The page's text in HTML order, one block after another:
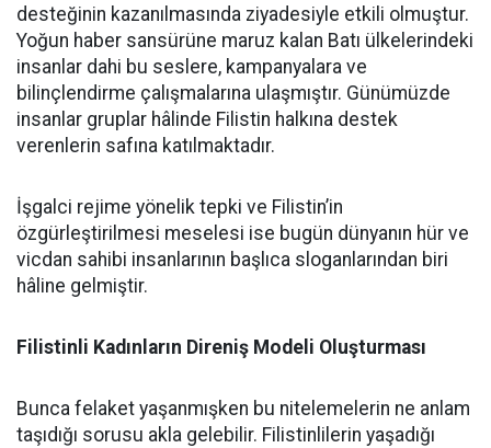
desteğinin kazanılmasında ziyadesiyle etkili olmuştur.
Yoğun haber sansürüne maruz kalan Batı ülkelerindeki
insanlar dahi bu seslere, kampanyalara ve
bilinçlendirme çalışmalarına ulaşmıştır. Günümüzde
insanlar gruplar hâlinde Filistin halkına destek
verenlerin safına katılmaktadır.
İşgalci rejime yönelik tepki ve Filistin’in
özgürleştirilmesi meselesi ise bugün dünyanın hür ve
vicdan sahibi insanlarının başlıca sloganlarından biri
hâline gelmiştir.
Filistinli Kadınların Direniş Modeli Oluşturması
Bunca felaket yaşanmışken bu nitelemelerin ne anlam
taşıdığı sorusu akla gelebilir. Filistinlilerin yaşadığı